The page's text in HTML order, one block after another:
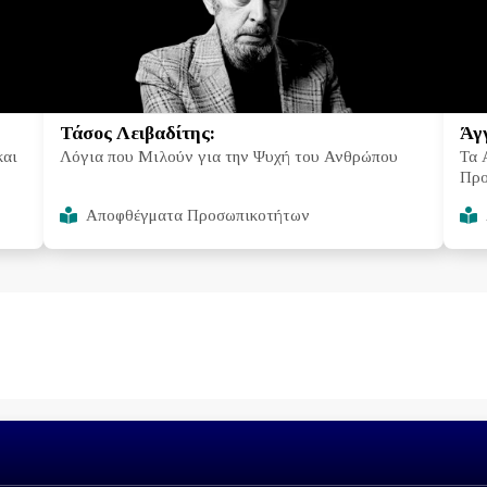
Τάσος Λειβαδίτης:
Λόγια που Μιλούν για την Ψυχή του Ανθρώπου
Αποφθέγματα Προσωπικοτήτων
Τα